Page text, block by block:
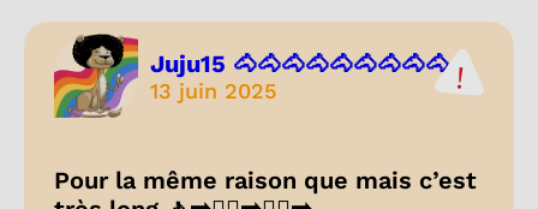
Juju15 🐴🐴🐴🐴🐴🐴🐴🐴🐴...
13 juin 2025
Pour la même raison que mais c’est